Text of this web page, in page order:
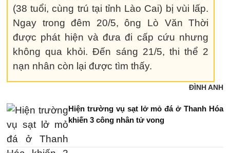
(38 tuổi, cùng trú tại tỉnh Lào Cai) bị vùi lấp.
Ngay trong đêm 20/5, ông Lò Văn Thời
được phát hiện và đưa đi cấp cứu nhưng
không qua khỏi. Đến sáng 21/5, thi thể 2
nạn nhân còn lại được tìm thấy.
ĐÌNH ANH
Hiện trường vụ sạt lở mỏ đá ở Thanh Hóa
khiến 3 công nhân tử vong